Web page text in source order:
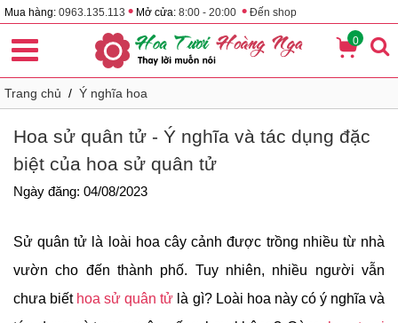
Mua hàng: 0963.135.113 • Mở cửa: 8:00 - 20:00 • Đến shop
0
Trang chủ / Ý nghĩa hoa
Hoa sử quân tử - Ý nghĩa và tác dụng đặc
biệt của hoa sử quân tử
Ngày đăng: 04/08/2023
Sử quân tử là loài hoa cây cảnh được trồng nhiều từ nhà
vườn cho đến thành phố. Tuy nhiên, nhiều người vẫn
chưa biết hoa sử quân tử là gì? Loài hoa này có ý nghĩa và